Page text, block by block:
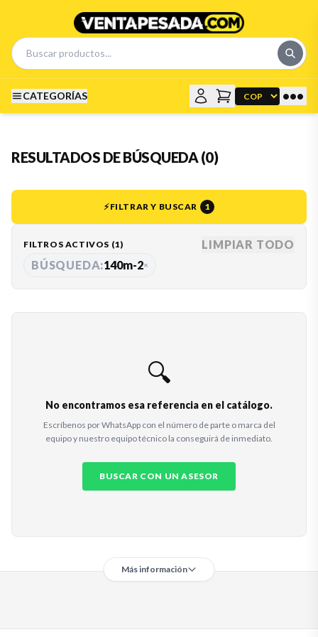
CATEGORÍAS •••
RESULTADOS DE BÚSQUEDA (0)
⚡FILTRAR Y BUSCAR 1
FILTROS ACTIVOS (1)
LIMPIAR TODO
BÚSQUEDA:140m-2×
🔍
No encontramos esa referencia en el catálogo.
Escríbenos por WhatsApp con el número de parte o marca del
equipo y nuestro equipo técnico la conseguirá de inmediato.
BUSCAR CON UN ASESOR
Más información